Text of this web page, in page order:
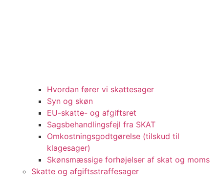
Hvordan fører vi skattesager
Syn og skøn
EU-skatte- og afgiftsret
Sagsbehandlingsfejl fra SKAT
Omkostningsgodtgørelse (tilskud til
klagesager)
Skønsmæssige forhøjelser af skat og moms
Skatte og afgiftsstraffesager